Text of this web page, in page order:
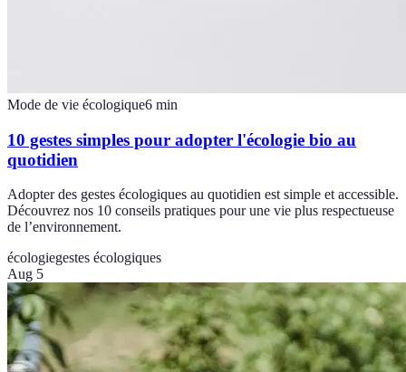
Mode de vie écologique6 min
10 gestes simples pour adopter l'écologie bio au
quotidien
Adopter des gestes écologiques au quotidien est simple et accessible.
Découvrez nos 10 conseils pratiques pour une vie plus respectueuse
de l’environnement.
écologiegestes écologiques
Aug 5